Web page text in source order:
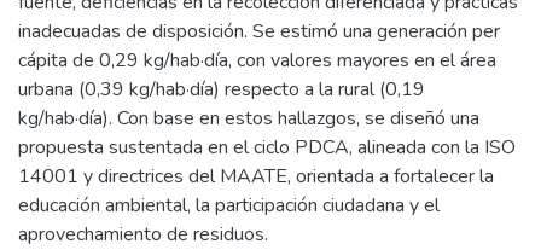
inadecuadas de disposición. Se estimó una generación per
cápita de 0,29 kg/hab·día, con valores mayores en el área
urbana (0,39 kg/hab·día) respecto a la rural (0,19
kg/hab·día). Con base en estos hallazgos, se diseñó una
propuesta sustentada en el ciclo PDCA, alineada con la ISO
14001 y directrices del MAATE, orientada a fortalecer la
educación ambiental, la participación ciudadana y el
aprovechamiento de residuos.